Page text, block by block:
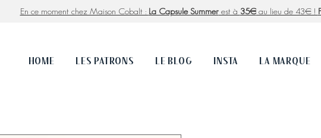
En ce moment chez Maison Cobalt : La Capsule Summerest à 35€au lieu de 43€ !
HOME LES PATRONS LE BLOG INSTA LA MARQUE